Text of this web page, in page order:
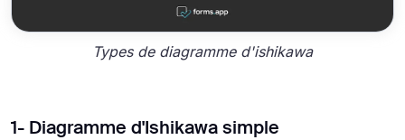
Types de diagramme d'ishikawa
1- Diagramme d'Ishikawa simple